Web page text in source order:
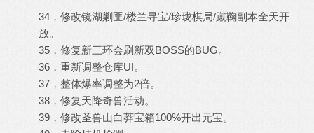
34，修改镜湖剿匪/楼兰寻宝/珍珑棋局/蹴鞠副本全天开
放。
35，修复新三环会刷新双BOSS的BUG。
36，重新调整仓库UI。
37，整体爆率调整为2倍。
38，修复天降奇兽活动。
39，修改圣兽山白莽宝箱100%开出元宝。